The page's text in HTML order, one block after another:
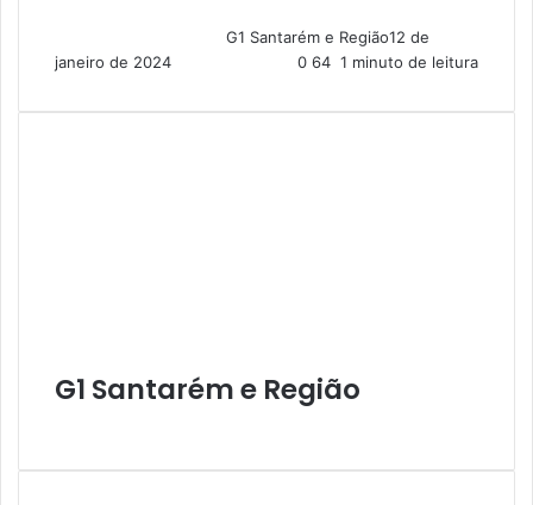
G1 Santarém e Região12 de
janeiro de 2024
0 64 1 minuto de leitura
G1 Santarém e Região
b